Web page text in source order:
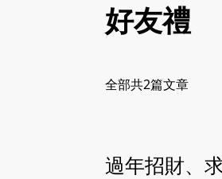
好友禮
全部共2篇文章
過年招財、